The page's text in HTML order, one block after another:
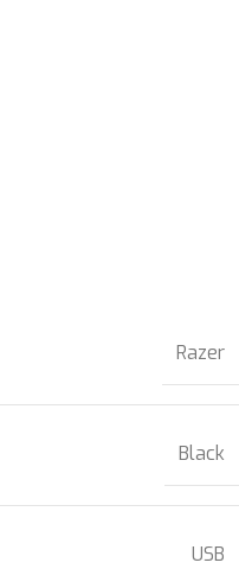
Razer
Black
USB